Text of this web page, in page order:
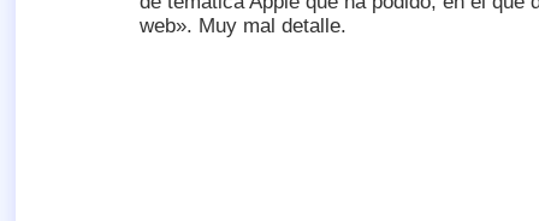
web». Muy mal detalle.